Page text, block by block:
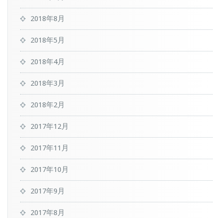
2018年8月
2018年5月
2018年4月
2018年3月
2018年2月
2017年12月
2017年11月
2017年10月
2017年9月
2017年8月